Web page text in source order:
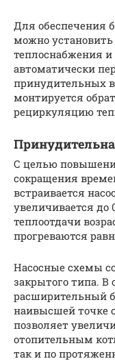
Для обеспечения
можно установить
теплоснабжения и
автоматически
принудительных
монтируется
рециркуляцию
С целью
сокращения
встраивается
увеличивается до
теплоотдачи
прогреваются
Насосные схемы
закрытого типа.
расширительный
наивысшей точке
позволяет
отопительным
так и по